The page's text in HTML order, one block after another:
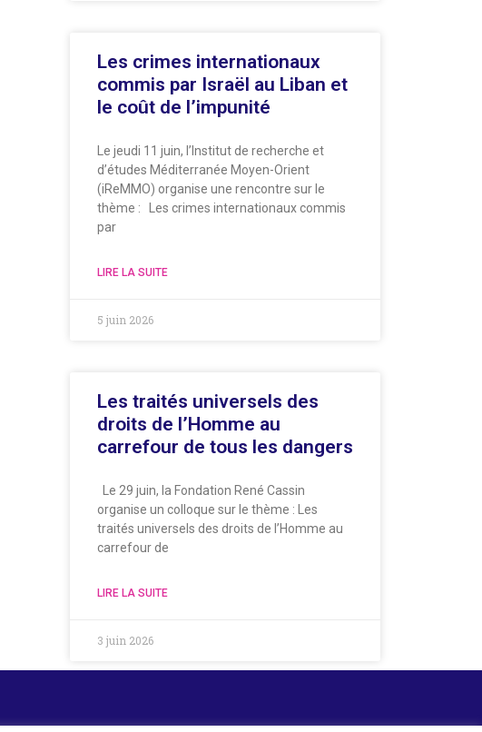
Les crimes internationaux
commis par Israël au Liban et
le coût de l’impunité
Le jeudi 11 juin, l’Institut de recherche et
d’études Méditerranée Moyen-Orient
(iReMMO) organise une rencontre sur le
thème : Les crimes internationaux commis
par
LIRE LA SUITE
5 juin 2026
Les traités universels des
droits de l’Homme au
carrefour de tous les dangers
Le 29 juin, la Fondation René Cassin
organise un colloque sur le thème : Les
traités universels des droits de l’Homme au
carrefour de
LIRE LA SUITE
3 juin 2026